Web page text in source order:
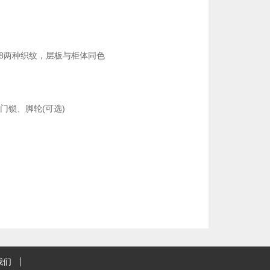
种织纹，层板与柜体同色
锁、脚轮(可选)
们